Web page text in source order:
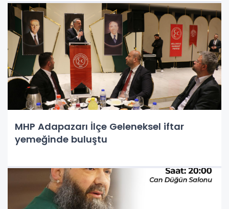
MHP Adapazarı İlçe Geleneksel iftar
yemeğinde buluştu